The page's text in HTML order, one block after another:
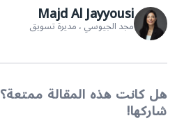
Majd Al Jayyousi
مجد الجيوسي ، مديرة تسويق
هل كانت هذه المقالة ممتعة؟
شاركها!